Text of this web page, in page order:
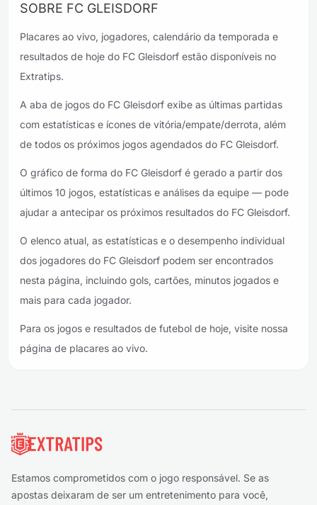
SOBRE FC GLEISDORF
Placares ao vivo, jogadores, calendário da temporada e
resultados de hoje do FC Gleisdorf estão disponíveis no
Extratips.
A aba de jogos do FC Gleisdorf exibe as últimas partidas
com estatísticas e ícones de vitória/empate/derrota, além
de todos os próximos jogos agendados do FC Gleisdorf.
O gráfico de forma do FC Gleisdorf é gerado a partir dos
últimos 10 jogos, estatísticas e análises da equipe — pode
ajudar a antecipar os próximos resultados do FC Gleisdorf.
O elenco atual, as estatísticas e o desempenho individual
dos jogadores do FC Gleisdorf podem ser encontrados
nesta página, incluindo gols, cartões, minutos jogados e
mais para cada jogador.
Para os jogos e resultados de futebol de hoje, visite nossa
página de placares ao vivo.
Estamos comprometidos com o jogo responsável. Se as
apostas deixaram de ser um entretenimento para você,